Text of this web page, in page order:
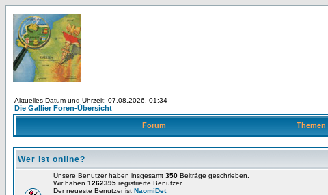
Aktuelles Datum und Uhrzeit: 07.08.2026, 01:34
Die Gallier Foren-Übersicht
Forum Themen
Wer ist online?
Unsere Benutzer haben insgesamt 350 Beiträge geschrieben.
Wir haben 1262395 registrierte Benutzer.
Der neueste Benutzer ist NaomiDet.